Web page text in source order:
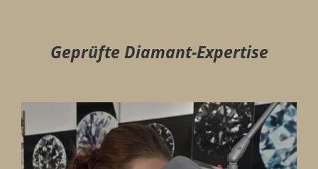
Geprüfte Diamant-Expertise